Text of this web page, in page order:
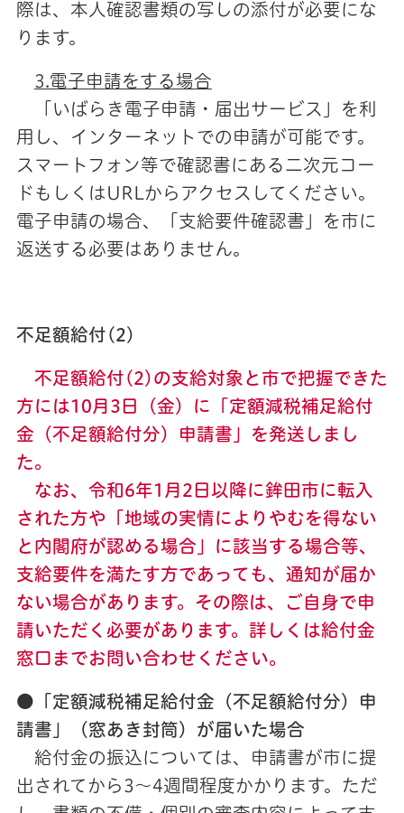
際は、本人確認書類の写しの添付が必要にな
ります。
3.電子申請をする場合
「いばらき電子申請・届出サービス」を利
用し、インターネットでの申請が可能です。
スマートフォン等で確認書にある二次元コー
ドもしくはURLからアクセスしてください。
電子申請の場合、「支給要件確認書」を市に
返送する必要はありません。
不足額給付(2)
不足額給付(2)の支給対象と市で把握できた
方には10月3日（金）に「定額減税補足給付
金（不足額給付分）申請書」を発送しまし
た。
なお、令和6年1月2日以降に鉾田市に転入
された方や「 地域の実情によりやむを得ない
と内閣府が認める場合」に該当する場合等、
支給要件を満たす方であっても、通知が届か
ない場合があります。その際は、ご自身で申
請いただく必要があります。詳しくは給付金
窓口までお問い合わせください。
● 「定額減税補足給付金（不足額給付分）申
請書」（窓あき封筒）が届いた場合
給付金の振込については、申請書が市に提
出されてから3〜4週間程度かかります。ただ